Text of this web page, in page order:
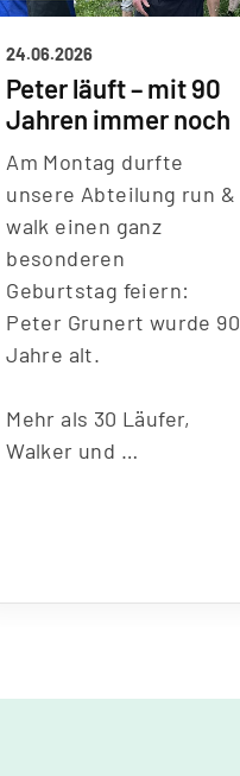
24.06.2026
Peter läuft – mit 90
Jahren immer noch
Am Montag durfte
unsere Abteilung run &
walk einen ganz
besonderen
Geburtstag feiern:
Peter Grunert wurde 90
Jahre alt.
Mehr als 30 Läufer,
Walker und …